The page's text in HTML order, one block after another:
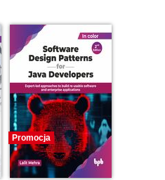
Promocja